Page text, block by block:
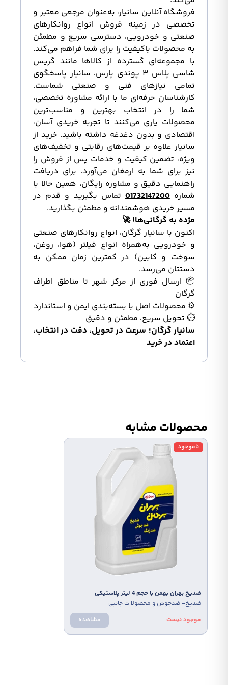
فروشگاه آنلاین سانیار، به‌عنوان مرجعی معتبر و
تخصصی در زمینه فروش انواع روانکارهای
صنعتی و خودرویی، دسترسی سریع و مطمئن
به محصولات باکیفیت را برای شما فراهم می‌کند.
با مجموعه‌ای گسترده از کالاها مانند گریس
شاسی پلاس ۳ پوندی پارس، سانیار پاسخگوی
تمامی نیازهای فنی و صنعتی شماست.
کارشناسان حرفه‌ای ما با ارائه مشاوره تخصصی،
شما را در انتخاب بهترین و مناسب‌ترین
محصولات یاری می‌کنند تا تجربه خریدی آسان،
اقتصادی و بدون دغدغه داشته باشید. خرید از
سانیار علاوه بر قیمت‌های رقابتی و تخفیف‌های
ویژه، تضمین کیفیت و خدمات پس از فروش را
نیز برای شما به ارمغان می‌آورد. برای دریافت
راهنمایی دقیق و مشاوره رایگان، همین حالا با
شماره 01732147200تماس بگیرید و قدم در
مسیر خریدی هوشمندانه و مطمئن بگذارید.
مژده به گرگانی‌ها! 🚀
اکنون با سانیار گرگان، انواع روانکارهای صنعتی
و خودرویی به‌همراه انواع فیلتر (هوا، روغن،
سوخت و کابین) در کمترین زمان ممکن به
دستتان می‌رسد.
📦 ارسال فوری از مرکز شهر تا مناطق اطراف
گرگان
⚙️ محصولات اصل با بسته‌بندی ایمن و استاندارد
⏱️ تحویل سریع، مطمئن و دقیق
سانیار گرگان؛ سرعت در تحویل، دقت در انتخاب،
اعتماد در خرید
محصولات مشابه
ناموجود
ضدیخ بهران بهمن با حجم 4 لیتر پلاستیکی
ضدیخ- ضدجوش و محصولا ت جانبی
موجود نیست
مشاهده